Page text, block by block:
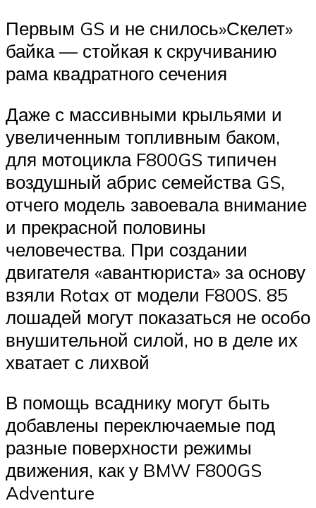
Первым GS и не снилось»Скелет»
байка — стойкая к скручиванию
рама квадратного сечения
Даже с массивными крыльями и
увеличенным топливным баком,
для мотоцикла F800GS типичен
воздушный абрис семейства GS,
отчего модель завоевала внимание
и прекрасной половины
человечества. При создании
двигателя «авантюриста» за основу
взяли Rotax от модели F800S. 85
лошадей могут показаться не особо
внушительной силой, но в деле их
хватает с лихвой
В помощь всаднику могут быть
добавлены переключаемые под
разные поверхности режимы
движения, как у BMW F800GS
Adventure